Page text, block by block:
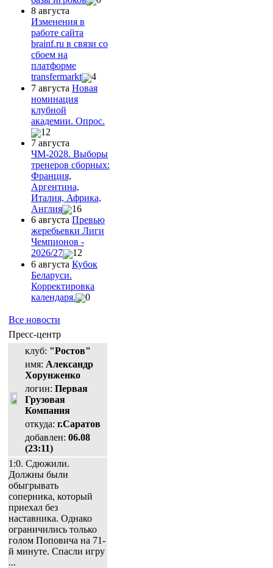
8 августа
Изменения в
работе сайта
brainf.ru в связи со
сбоем на
платформе
transfermarkt
4
7 августа Новая
номинация
клубной
академии. Опрос.
12
7 августа
ЧМ-2028. Выборы
тренеров сборных:
Франция,
Аргентина,
Италия, Африка,
Англия
16
6 августа Превью
жеребьевки Лиги
Чемпионов -
2026/27
12
6 августа Кубок
Беларуси.
Корректировка
календаря.
0
Все новости
Пресс-центр
клуб: "Ростов"
имя: Александр
Хорунженко
логин: Первая
Грузовая
Компания
откуда: г.Саратов
добавлен: 06.08
(23:11)
1:0. Сдюжили.
Должны были
обыгрывать
соперника, который
приехал без
наставника. Однако
ограничились только
голом Поповича на 71-
й минуте. Спасли игру
...